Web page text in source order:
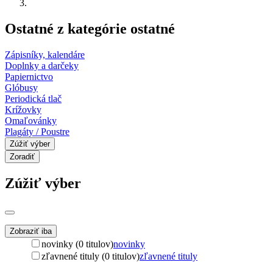
Ostatné z kategórie ostatné
Zápisníky, kalendáre
Doplnky a darčeky
Papiernictvo
Glóbusy
Periodická tlač
Krížovky
Omaľovánky
Plagáty / Poustre
Zúžiť výber
Zoradiť
Zúžiť výber
Zobraziť iba
novinky (0 titulov)novinky
zľavnené tituly (0 titulov)zľavnené tituly